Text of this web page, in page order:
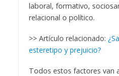
laboral, formativo,
relacional o político.
>> Artículo relacionado:
esteretipo y prejuicio?
Todos estos factores van